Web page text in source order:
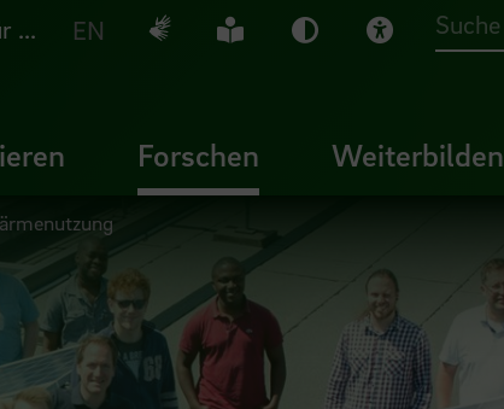
... EN Deutsche Gebärdensprache
Leichte Sprache
Dunkel-Modus
Visuelle Hilfe
Forschen Weiterbilden